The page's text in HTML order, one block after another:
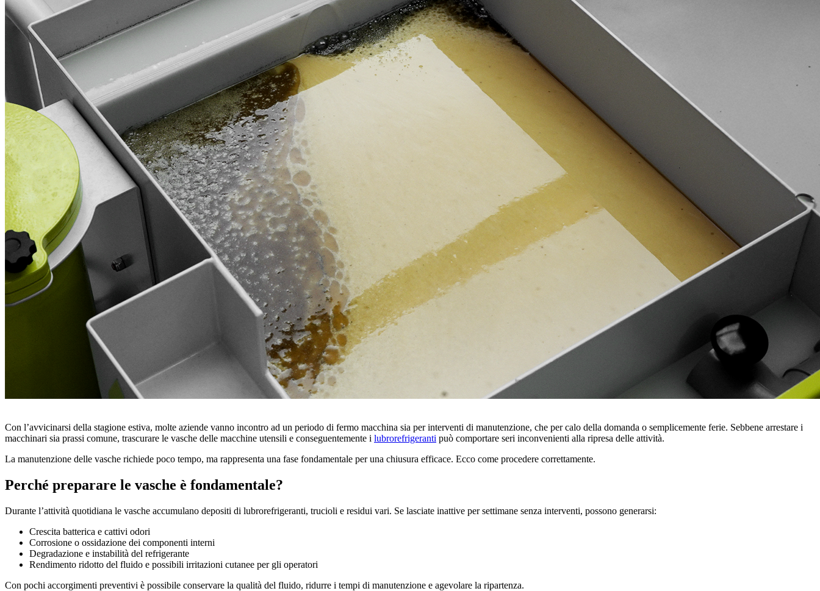
Con l’avvicinarsi della stagione estiva, molte aziende vanno incontro ad un periodo di fermo macchina sia per interventi di manutenzione, che per calo della domanda o semplicemente ferie. Sebbene arrestare i
macchinari sia prassi comune, trascurare le vasche delle macchine utensili e conseguentemente i lubrorefrigeranti può comportare seri inconvenienti alla ripresa delle attività.
La manutenzione delle vasche richiede poco tempo, ma rappresenta una fase fondamentale per una chiusura efficace. Ecco come procedere correttamente.
Perché preparare le vasche è fondamentale?
Durante l’attività quotidiana le vasche accumulano depositi di lubrorefrigeranti, trucioli e residui vari. Se lasciate inattive per settimane senza interventi, possono generarsi:
Crescita batterica e cattivi odori
Corrosione o ossidazione dei componenti interni
Degradazione e instabilità del refrigerante
Rendimento ridotto del fluido e possibili irritazioni cutanee per gli operatori
Con pochi accorgimenti preventivi è possibile conservare la qualità del fluido, ridurre i tempi di manutenzione e agevolare la ripartenza.